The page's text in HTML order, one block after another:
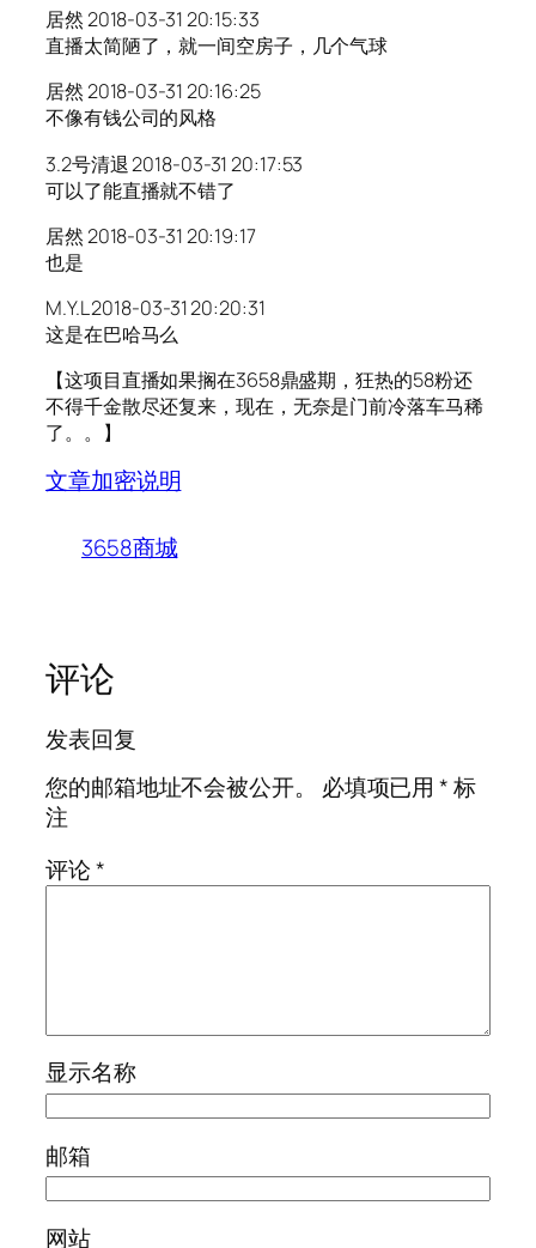
居然 2018-03-31 20:15:33
直播太简陋了，就一间空房子，几个气球
居然 2018-03-31 20:16:25
不像有钱公司的风格
3.2号清退 2018-03-31 20:17:53
可以了能直播就不错了
居然 2018-03-31 20:19:17
也是
M.Y.L 2018-03-31 20:20:31
这是在巴哈马么
【这项目直播如果搁在3658鼎盛期，狂热的58粉还
不得千金散尽还复来，现在，无奈是门前冷落车马稀
了。。】
文章加密说明
3658商城
评论
发表回复
您的邮箱地址不会被公开。
必填项已用*标
注
评论*
显示名称
邮箱
网站